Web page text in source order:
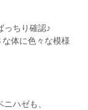
っちり確認♪
体に色々な模様
ハゼも、